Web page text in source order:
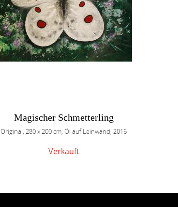
Magischer Schmetterling
Original, 280 x 200 cm, Öl auf Leinwand, 2016
Verkauft